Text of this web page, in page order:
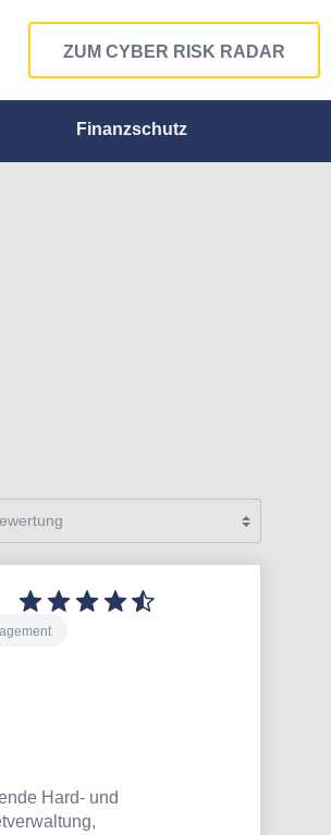
ZUM CYBER RISK RADAR
Finanzschutz
Hard- und